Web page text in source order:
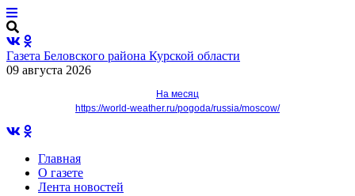
Газета Беловского района Курской области
09 августа 2026
На месяц
https://world-weather.ru/pogoda/russia/moscow/
Главная
О газете
Лента новостей